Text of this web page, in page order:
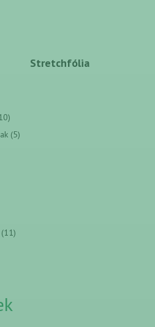
(5)
Stretchfólia